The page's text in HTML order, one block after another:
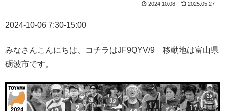
2024.10.08 2025.05.27
2024-10-06 7:30-15:00
みなさんこんにちは、コチラはJF9QYV/9 移動地は富山県
砺波市です。